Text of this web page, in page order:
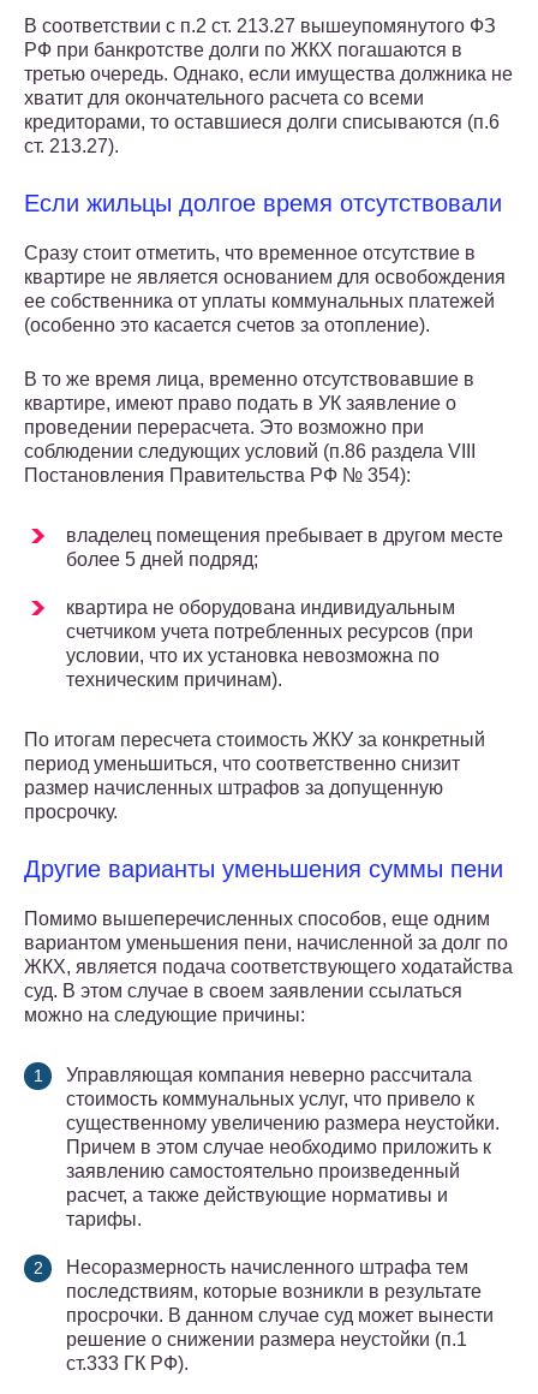
В соответствии с п.2 ст. 213.27 вышеупомянутого ФЗ
РФ при банкротстве долги по ЖКХ погашаются в
третью очередь. Однако, если имущества должника не
хватит для окончательного расчета со всеми
кредиторами, то оставшиеся долги списываются (п.6
ст. 213.27).
Если жильцы долгое время отсутствовали
Сразу стоит отметить, что временное отсутствие в
квартире не является основанием для освобождения
ее собственника от уплаты коммунальных платежей
(особенно это касается счетов за отопление).
В то же время лица, временно отсутствовавшие в
квартире, имеют право подать в УК заявление о
проведении перерасчета. Это возможно при
соблюдении следующих условий (п.86 раздела VIII
Постановления Правительства РФ № 354):
владелец помещения пребывает в другом месте
более 5 дней подряд;
квартира не оборудована индивидуальным
счетчиком учета потребленных ресурсов (при
условии, что их установка невозможна по
техническим причинам).
По итогам пересчета стоимость ЖКУ за конкретный
период уменьшиться, что соответственно снизит
размер начисленных штрафов за допущенную
просрочку.
Другие варианты уменьшения суммы пени
Помимо вышеперечисленных способов, еще одним
вариантом уменьшения пени, начисленной за долг по
ЖКХ, является подача соответствующего ходатайства
суд. В этом случае в своем заявлении ссылаться
можно на следующие причины:
Управляющая компания неверно рассчитала
стоимость коммунальных услуг, что привело к
существенному увеличению размера неустойки.
Причем в этом случае необходимо приложить к
заявлению самостоятельно произведенный
расчет, а также действующие нормативы и
тарифы.
Несоразмерность начисленного штрафа тем
последствиям, которые возникли в результате
просрочки. В данном случае суд может вынести
решение о снижении размера неустойки (п.1
ст.333 ГК РФ).